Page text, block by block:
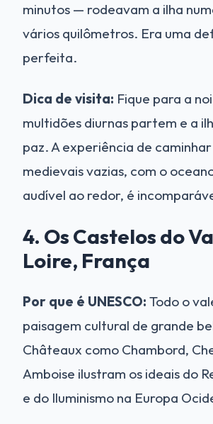
minutos — rodeavam a ilha
vários quilômetros. Era uma
perfeita.
Dica de visita: Fique para a
multidões diurnas partem e a
paz. A experiência de
medievais vazias, com o
audível ao redor, é
4. Os Castelos do
Loire, França
Por que é UNESCO: Todo o
paisagem cultural de grande
Châteaux como Chambord,
Amboise ilustram os ideais do
e do Iluminismo na Europa